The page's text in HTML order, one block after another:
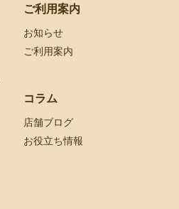
ご利用案内
お知らせ
ご利用案内
コラム
店舗ブログ
お役立ち情報